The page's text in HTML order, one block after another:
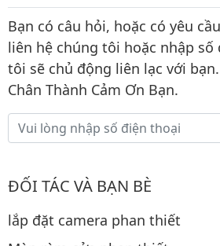
Bạn có câu hỏi, hoặc có yêu
liên hệ chúng tôi hoặc nhập
tôi sẽ chủ động liên lạc với bạn.
Chân Thành Cảm Ơn Bạn.
ĐỐI TÁC VÀ BẠN BÈ
lắp đặt camera phan thiết